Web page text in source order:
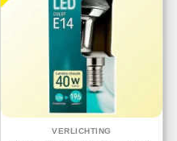
VERLICHTING